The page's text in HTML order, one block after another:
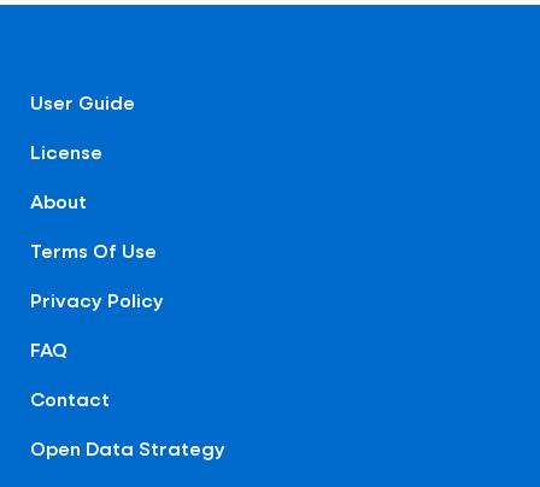
User Guide
License
About
Terms Of Use
Privacy Policy
FAQ
Contact
Open Data Strategy